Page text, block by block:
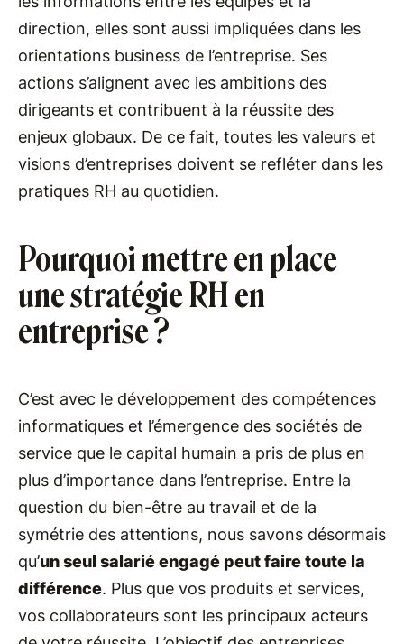
direction, elles sont aussi impliquées dans les
orientations business de l’entreprise. Ses
actions s’alignent avec les ambitions des
dirigeants et contribuent à la réussite des
enjeux globaux. De ce fait, toutes les valeurs et
visions d’entreprises doivent se refléter dans les
pratiques RH au quotidien.
Pourquoi mettre en place
une stratégie RH en
entreprise ?
C’est avec le développement des compétences
informatiques et l’émergence des sociétés de
service que le capital humain a pris de plus en
plus d’importance dans l’entreprise. Entre la
question du bien-être au travail et de la
symétrie des attentions, nous savons désormais
qu’un seul salarié engagé peut faire toute la
différence. Plus que vos produits et services,
vos collaborateurs sont les principaux acteurs